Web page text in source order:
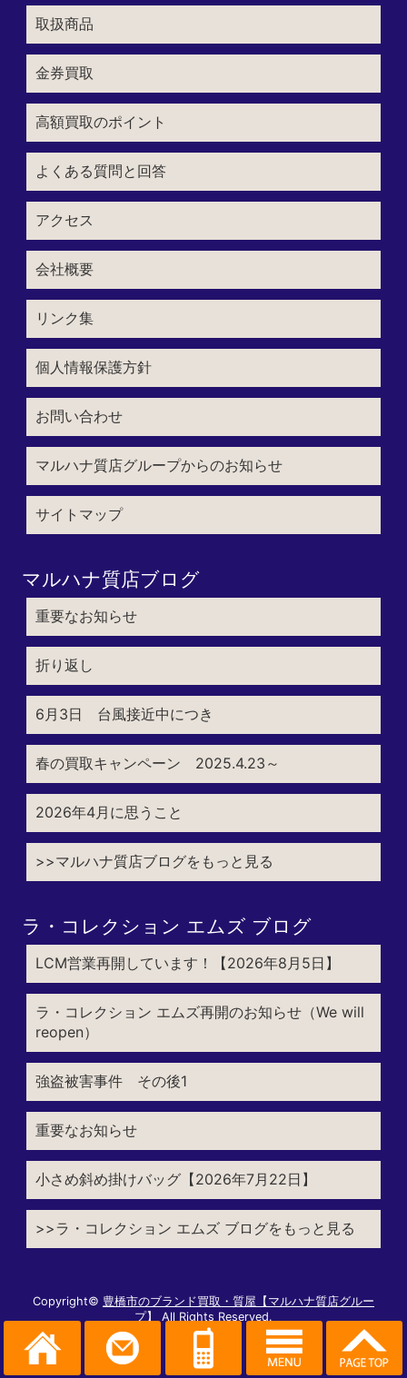
取扱商品
金券買取
高額買取のポイント
よくある質問と回答
アクセス
会社概要
リンク集
個人情報保護方針
お問い合わせ
マルハナ質店グループからのお知らせ
サイトマップ
マルハナ質店ブログ
重要なお知らせ
折り返し
6月3日 台風接近中につき
春の買取キャンペーン 2025.4.23～
2026年4月に思うこと
>>マルハナ質店ブログをもっと見る
ラ・コレクション エムズ ブログ
LCM営業再開しています！【2026年8月5日】
ラ・コレクション エムズ再開のお知らせ（We will
reopen）
強盗被害事件 その後1
重要なお知らせ
小さめ斜め掛けバッグ【2026年7月22日】
>>ラ・コレクション エムズ ブログをもっと見る
Copyright© 豊橋市のブランド買取・質屋【マルハナ質店グルー
プ】
All Rights Reserved.